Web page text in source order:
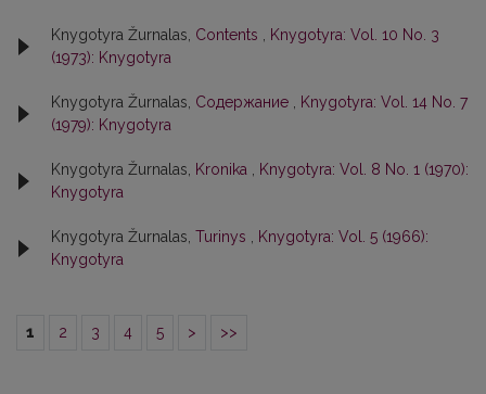
Knygotyra Žurnalas, Contents
Knygotyra: Vol. 10 No. 3
(1973): Knygotyra
Knygotyra Žurnalas, Содержание
Knygotyra: Vol. 14 No. 7
(1979): Knygotyra
Knygotyra Žurnalas, Kronika
Knygotyra: Vol. 8 No. 1 (1970):
Knygotyra
Knygotyra Žurnalas, Turinys
Knygotyra: Vol. 5 (1966):
Knygotyra
1 2 3 4 5 > >>